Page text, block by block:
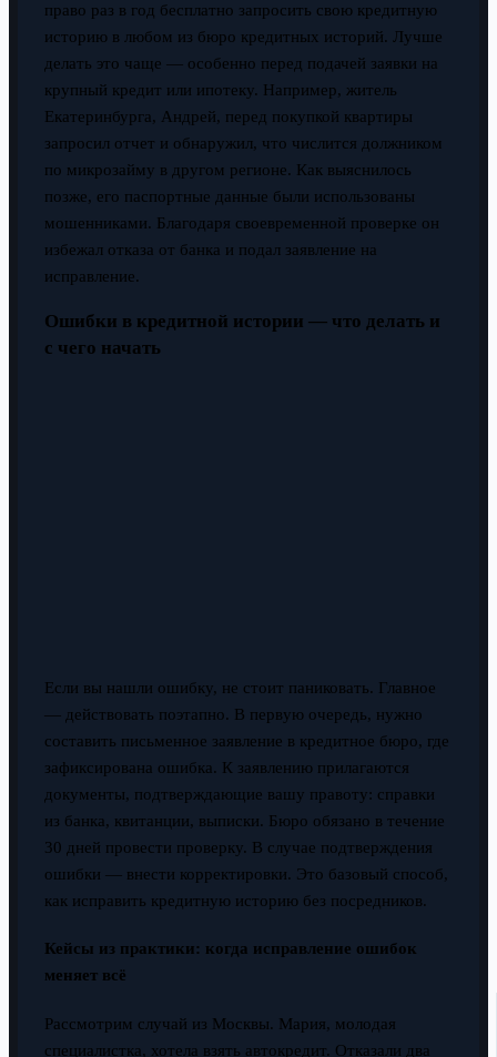
право раз в год бесплатно запросить свою кредитную
историю в любом из бюро кредитных историй. Лучше
делать это чаще — особенно перед подачей заявки на
крупный кредит или ипотеку. Например, житель
Екатеринбурга, Андрей, перед покупкой квартиры
запросил отчет и обнаружил, что числится должником
по микрозайму в другом регионе. Как выяснилось
позже, его паспортные данные были использованы
мошенниками. Благодаря своевременной проверке он
избежал отказа от банка и подал заявление на
исправление.
Ошибки в кредитной истории — что делать и
с чего начать
Если вы нашли ошибку, не стоит паниковать. Главное
— действовать поэтапно. В первую очередь, нужно
составить письменное заявление в кредитное бюро, где
зафиксирована ошибка. К заявлению прилагаются
документы, подтверждающие вашу правоту: справки
из банка, квитанции, выписки. Бюро обязано в течение
30 дней провести проверку. В случае подтверждения
ошибки — внести корректировки. Это базовый способ,
как исправить кредитную историю без посредников.
Кейсы из практики: когда исправление ошибок
меняет всё
Рассмотрим случай из Москвы. Мария, молодая
специалистка, хотела взять автокредит. Отказали два